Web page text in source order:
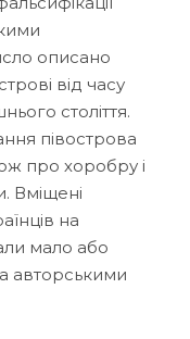
описано
від часу
століття.
півострова
про хоробру і
Вміщені
на
мало або
авторськими